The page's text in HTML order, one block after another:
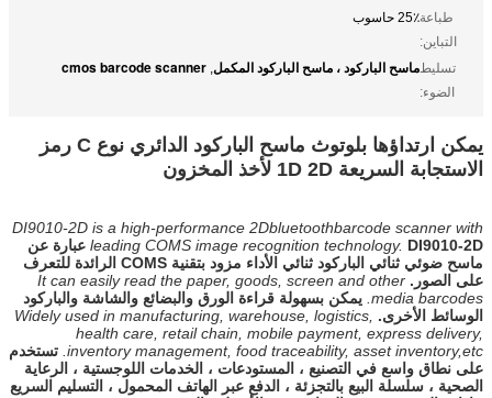
طباعة
التباين:
25٪ حاسوب
تسليط
الضوء:
ماسح الباركود ، ماسح الباركود المكمل,
cmos barcode scanner
يمكن ارتداؤها بلوتوث ماسح الباركود الدائري نوع C رمز
الاستجابة السريعة 1D 2D لأخذ المخزون
DI9010-2D is a high-performance 2Dbluetoothbarcode scanner with
leading COMS image recognition technology. DI9010-2D عبارة عن
ماسح ضوئي ثنائي الباركود ثنائي الأداء مزود بتقنية COMS الرائدة للتعرف
على الصور. It can easily read the paper, goods, screen and other
media barcodes. يمكن بسهولة قراءة الورق والبضائع والشاشة والباركود
الوسائط الأخرى. Widely used in manufacturing, warehouse, logistics,
health care, retail chain, mobile payment, express delivery,
inventory management, food traceability, asset inventory,etc. تستخدم
على نطاق واسع في التصنيع ، المستودعات ، الخدمات اللوجستية ، الرعاية
الصحية ، سلسلة البيع بالتجزئة ، الدفع عبر الهاتف المحمول ، التسليم السريع